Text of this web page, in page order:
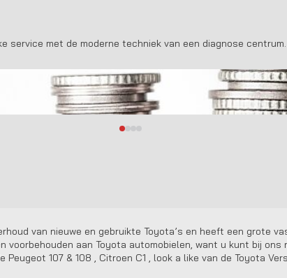
service met de moderne techniek van een diagnose
van nieuwe en gebruikte Toyota’s en heeft een grote
aan Toyota automobielen, want u kunt bij
107 & 108 , Citroen C1 , look a like van de Toyota